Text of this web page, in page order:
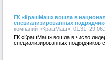
ГК «КрашМаш» вошла в
специализированных
компаний «КрашМаш», 01:31,
ГК «КрашМаш» вошла в число
специализированных подрядчиков